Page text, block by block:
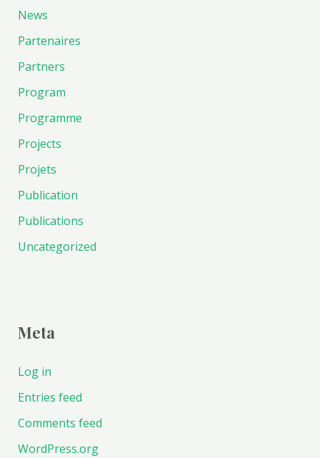
News
Partenaires
Partners
Program
Programme
Projects
Projets
Publication
Publications
Uncategorized
Meta
Log in
Entries feed
Comments feed
WordPress.org